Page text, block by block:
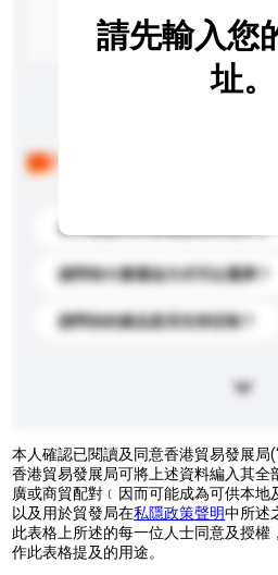
你們能提供的最優惠價格是多少？
請問有什麼運送方式可以選擇？
請問你的產品是否支持定制？
請先輸入您
址。
本人確認已閱讀及同意香港貿易發展局
香港貿易發展局可將上述資料編入其全
廣或商貿配對﹝因而可能成為可供本地
以及用於貿發局在私隱政策聲明中所述
此表格上所述的每一位人士同意及授權
作此表格提及的用途。